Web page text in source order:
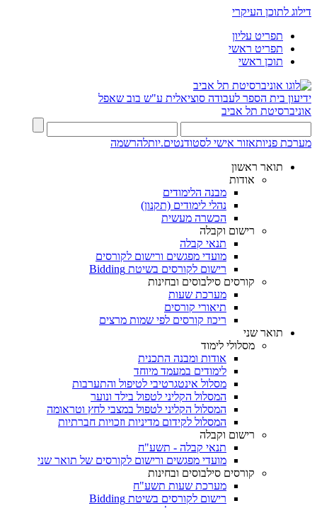
דילוג לתוכן העיקרי
תפריט עליון
תפריט ראשי
תוכן ראשי
ידיעון בית הספר לעבודה סוציאלית ע"ש בוב שאפל
אוניברסיטת תל אביב
מערכת פניותאזור אישי לסטודנטים.יותלהרשמה
תואר ראשון
אודות
מבנה הלימודים
נהלי לימודים (תקנון)
הכשרה מעשית
רישום וקבלה
תנאי קבלה
מועדי מפגשים ורישום לקורסים
רישום לקורסים בשיטת Bidding
קורסים סילבוסים ובחינות
מערכת שעות
תיאורי קורסים
ריכוז קורסים לפי שמות מרצים
תואר שני
מסלולי לימוד
אודות ומבנה התכנית
לימודים במעמד מיוחד
מסלול אינטגרטיבי לטיפול והתערבות
המסלול הקליני לטפול בילד ונוער
המסלול הקליני לטפול במצבי לחץ וטראומה
המסלול לקידום מדיניות וזכויות חברתיות
רישום וקבלה
תנאי קבלה - תשע"ח
מועדי מפגשים ורישום לקורסים של תואר שני
קורסים סילבוסים ובחינות
מערכת שעות תשע"ח
רישום לקורסים בשיטת Bidding